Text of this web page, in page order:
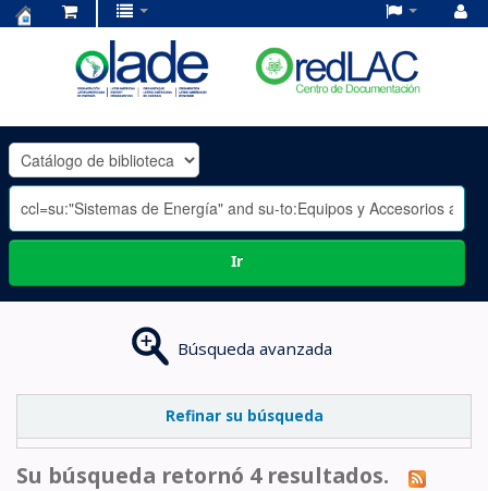
OLADE
-
Ir
Búsqueda avanzada
Refinar su búsqueda
Su búsqueda retornó 4 resultados.